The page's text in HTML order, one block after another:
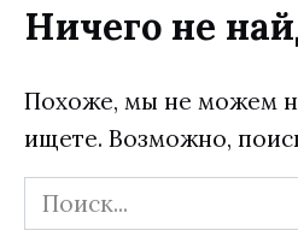
Ничего не
Похоже, мы не можем
ищете. Возможно,
Search
for: